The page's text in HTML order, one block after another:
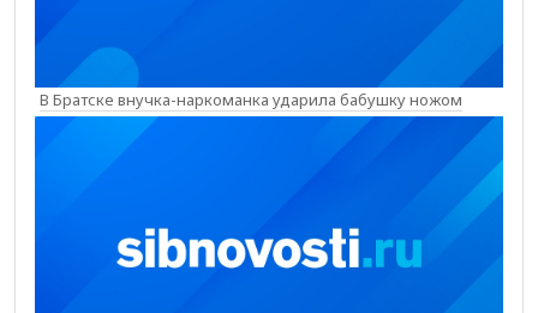
В Братске внучка-наркоманка ударила бабушку ножом